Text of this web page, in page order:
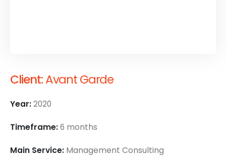
Client:Avant Garde
Year:2020
Timeframe:6 months
Main Service: Management Consulting